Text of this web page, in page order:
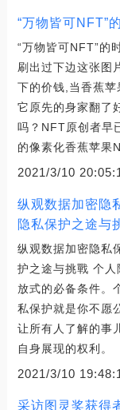
“万物皆可NFT”
“万物皆可NFT”的
刷出过下边这张图
下的价钱,当香蕉
它原先的身家翻了
吗？NFT原创者早
的像素化香蕉苹果
2021/3/10
纵观数据加密隐
隐私保护之途与
纵观数据加密隐私
护之途与挑戰 个
放式的必备条件。
私保护就是你不愿
让所有人了解的事
自身展现的权利。
2021/3/10
采访图灵奖获得